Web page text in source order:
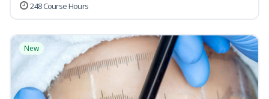
248 Course Hours
New